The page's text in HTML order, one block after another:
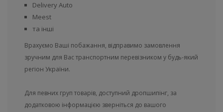
Delivery Auto
Meest
та інші
Врахуємо Ваші побажання, відправимо замовлення
зручним для Вас транспортним перевізником у будь-який
регіон України.
Для певних груп товарів, доступний дропшипінг, за
додатковою інформацією зверніться до вашого